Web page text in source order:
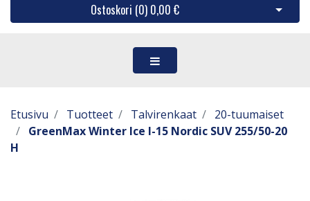
Ostoskori (0) 0,00 € Avaa
Etusivu Tuotteet Talvirenkaat
20-tuumaiset
GreenMax Winter Ice I-15 Nordic SUV 255/50-20
H